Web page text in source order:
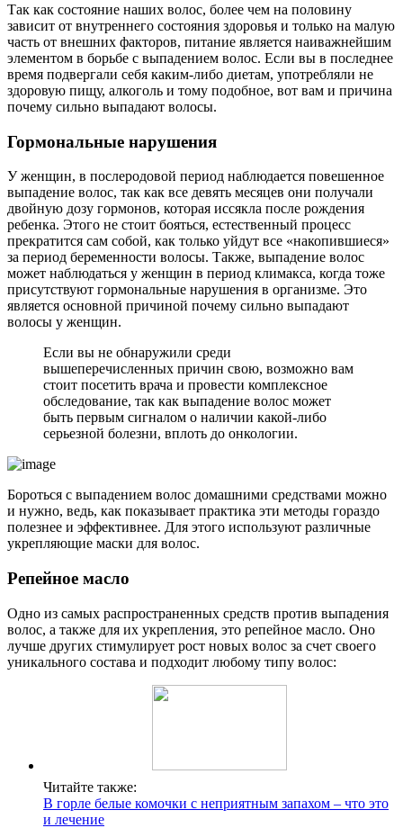
Так как состояние наших волос, более чем на половину
зависит от внутреннего состояния здоровья и только на малую
часть от внешних факторов, питание является наиважнейшим
элементом в борьбе с выпадением волос. Если вы в последнее
время подвергали себя каким-либо диетам, употребляли не
здоровую пищу, алкоголь и тому подобное, вот вам и причина
почему сильно выпадают волосы.
Гормональные нарушения
У женщин, в послеродовой период наблюдается повешенное
выпадение волос, так как все девять месяцев они получали
двойную дозу гормонов, которая иссякла после рождения
ребенка. Этого не стоит бояться, естественный процесс
прекратится сам собой, как только уйдут все «накопившиеся»
за период беременности волосы. Также, выпадение волос
может наблюдаться у женщин в период климакса, когда тоже
присутствуют гормональные нарушения в организме. Это
является основной причиной почему сильно выпадают
волосы у женщин.
Если вы не обнаружили среди
вышеперечисленных причин свою, возможно вам
стоит посетить врача и провести комплексное
обследование, так как выпадение волос может
быть первым сигналом о наличии какой-либо
серьезной болезни, вплоть до онкологии.
Бороться с выпадением волос домашними средствами можно
и нужно, ведь, как показывает практика эти методы гораздо
полезнее и эффективнее. Для этого используют различные
укрепляющие маски для волос.
Репейное масло
Одно из самых распространенных средств против выпадения
волос, а также для их укрепления, это репейное масло. Оно
лучше других стимулирует рост новых волос за счет своего
уникального состава и подходит любому типу волос:
Читайте также:
В горле белые комочки с неприятным запахом – что это
и лечение